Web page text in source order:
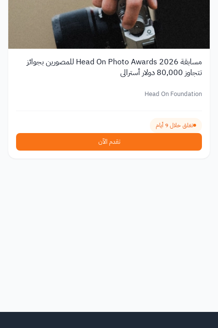
مسابقة Head On Photo Awards 2026 للمصورين بجوائز
تتجاوز 80,000 دولار أسترالي
Head On Foundation
تغلق خلال 9 أيام
تقدم الآن